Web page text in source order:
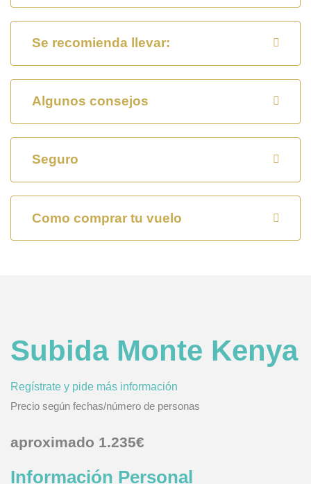
Se recomienda llevar:
Algunos consejos
Seguro
Como comprar tu vuelo
Subida Monte Kenya
Regístrate y pide más información
Precio según fechas/número de personas
aproximado 1.235€
Información Personal